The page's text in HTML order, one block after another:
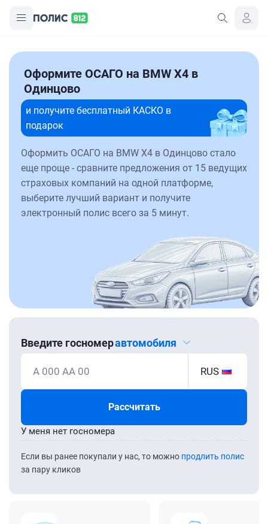
Оформите ОСАГО на BMW X4 в
Одинцово
и получите бесплатный КАСКО в
подарок
Оформить ОСАГО на BMW X4 в Одинцово стало
еще проще - сравните предложения от 15 ведущих
страховых компаний на одной платформе,
выберите лучший вариант и получите
электронный полис всего за 5 минут.
Введите госномеравтомобиля
А 000 АА 00 RUS
Рассчитать
Если вы ранее покупали у нас, то можно продлить полис
за пару кликов
У меня нет госномера